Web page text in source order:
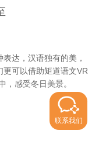
达，汉语独有的美，
可以借助矩道语文VR
，感受冬日美景。
联系我们